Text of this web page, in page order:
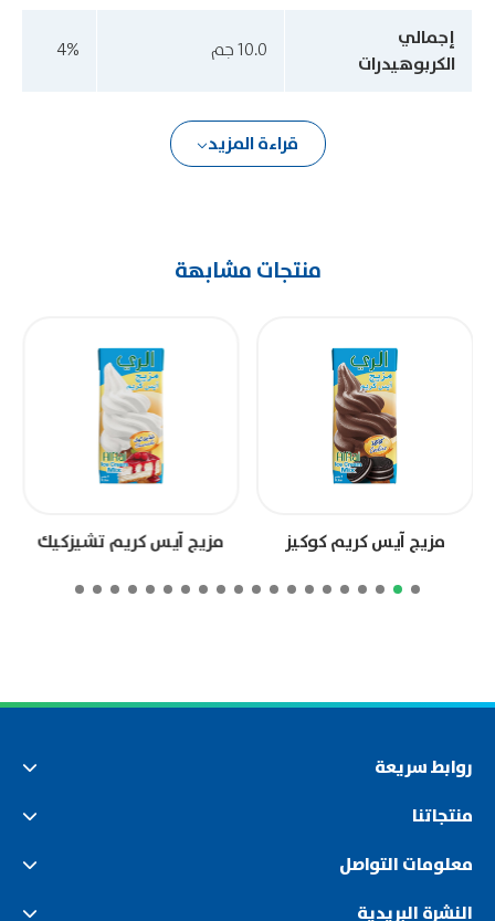
إجمالي
الكربوهيدرات
10.0 جم 4%
قراءة المزيد
منتجات مشابهة
مزيج آيس كريم كوكيز مزيج آيس كريم تشيزكيك
روابط سريعة
منتجاتنا
معلومات التواصل
النشرة البريدية